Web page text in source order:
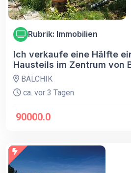
Rubrik: Immobilien
Ich verkaufe eine Hälfte
Hausteils im Zentrum von
BALCHIK
ca. vor 3 Tagen
90000.0